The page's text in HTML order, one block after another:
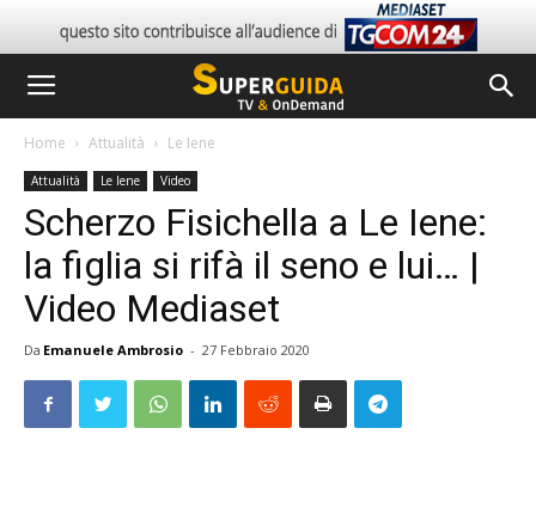
Home Attualità Le Iene
Attualità Le Iene Video
Scherzo Fisichella a Le Iene:
la figlia si rifà il seno e lui… |
Video Mediaset
Da Emanuele Ambrosio - 27 Febbraio 2020